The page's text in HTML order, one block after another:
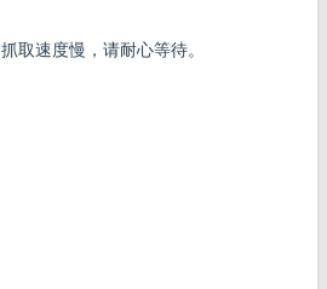
抓取速度慢，请耐心等待。